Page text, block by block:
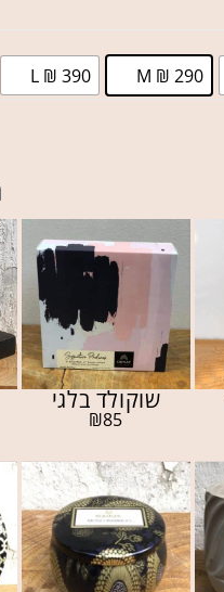
M ₪ 290
L ₪ 390
שוקולד בלגי
₪85